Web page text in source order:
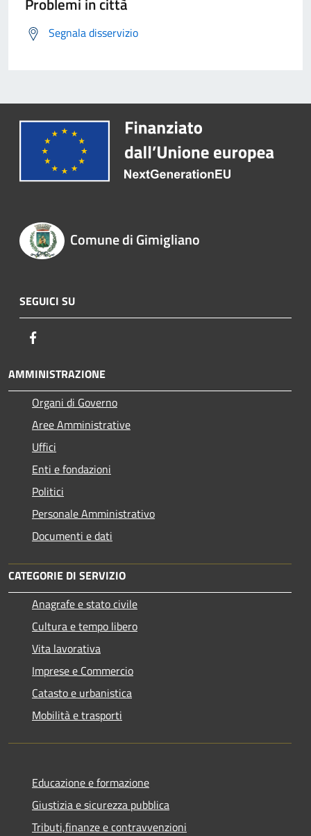
Segnala disservizio
Comune di Gimigliano
SEGUICI SU
AMMINISTRAZIONE
Organi di Governo
Aree Amministrative
Uffici
Enti e fondazioni
Politici
Personale Amministrativo
Documenti e dati
CATEGORIE DI SERVIZIO
Anagrafe e stato civile
Cultura e tempo libero
Vita lavorativa
Imprese e Commercio
Catasto e urbanistica
Mobilità e trasporti
Educazione e formazione
Giustizia e sicurezza pubblica
Tributi,finanze e contravvenzioni